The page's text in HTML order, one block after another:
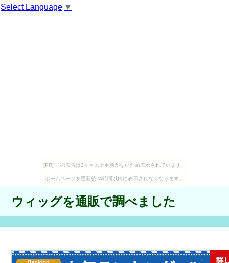
Select Language ▼
[PR] この広告は3ヶ月以上更新がないため表示されています。
ホームページを更新後24時間以内に表示されなくなります。
ウィッグを通販で調べました